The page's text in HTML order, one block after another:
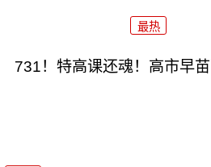
最热
731！特高课还魂！高市早